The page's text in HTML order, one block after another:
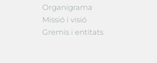
Organigrama
Missió i visió
Gremis i entitats